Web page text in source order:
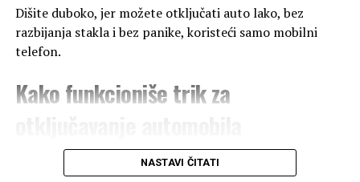
stvari koje život na selu čine posebnim. Svaki dan donosi
nove obaveze, ali i osjećaj sigurnosti koji pružaju vlastita
zemlja, domaća hrana i život u prirodi.
Porodica joj je na prvom mjestu
Glumica je dugo čuvala privatnost i nije željela da javno
govori o suprugu, sa kojim je dobila troje djece.
Dišite duboko, jer možete otključati auto lako, bez
razbijanja stakla i bez panike, koristeći samo mobilni
telefon.
Kako funkcioniše trik za
Trik radi pod dva uslova: imate daljinski ključ (onaj sa
dugmetom za otvaranje) i kod kuće vas čeka neko ko
NASTAVI ČITATI